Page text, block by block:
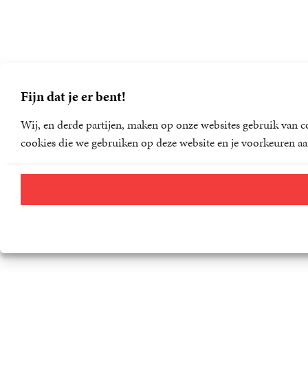
Fijn dat je er bent!
Wij, en derde partijen, maken op onze websites gebruik van
cookies die we gebruiken op deze website en je voorkeuren